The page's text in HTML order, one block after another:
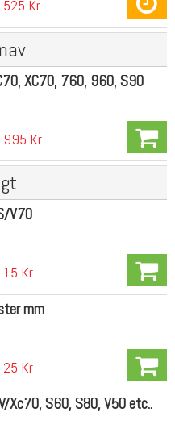
525 Kr
XC70, 760, 960, S90
995 Kr
V70
15 Kr
mm
25 Kr
S60, S80, V50 etc..